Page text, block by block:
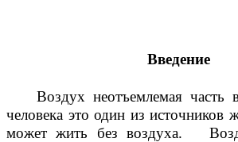
Введение
Воздух неотъемлемая часть
человека это один из источников
может жить без воздуха.